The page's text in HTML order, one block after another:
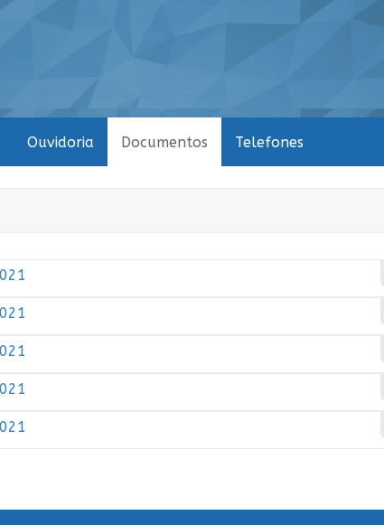
Ouvidoria Documentos Telefones